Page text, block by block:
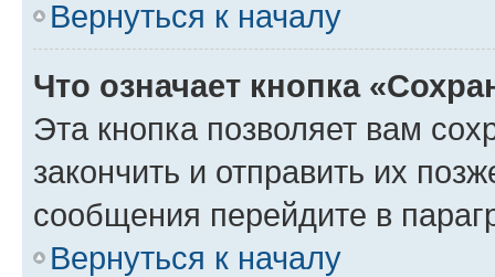
Вернуться к началу
Что означает кнопка
Эта кнопка позволяет вам
закончить и отправить их
сообщения перейдите в
Вернуться к началу